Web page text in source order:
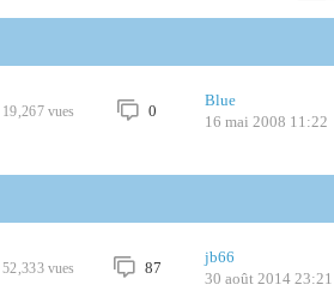
19,267 vues 0
Blue
16 mai 2008 11:22
52,333 vues 87
jb66
30 août 2014 23:21